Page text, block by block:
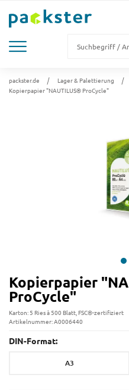
KARTONS
VERSANDKARTONS
VERSANDVERPACKUNG
FÜLL- & POLSTERMATERIAL
LAGER & PALETTIERUNG
packster.de Lager & Palettierung
Kopierpapier "NAUTILUS® ProCycle"
Kopierpapier
ProCycle"
Karton: 5 Ries à 500 Blatt, FSC®-zertifiziert
Artikelnummer: A0006440
DIN-Format:
A3